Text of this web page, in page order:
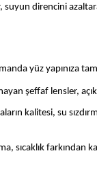
direncini
yüz
şeffaf lensler,
kalitesi, su
sıcaklık